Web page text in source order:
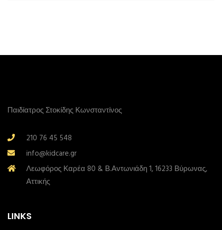
Παιδίατρος Στοκίδης Κωνσταντίνος
210 76 45 548
info@kidcare.gr
Λεωφόρος Καρέα 80 & Β.Αντωνιάδη 1, 16233 Βύρωνας,
Αττικής
LINKS